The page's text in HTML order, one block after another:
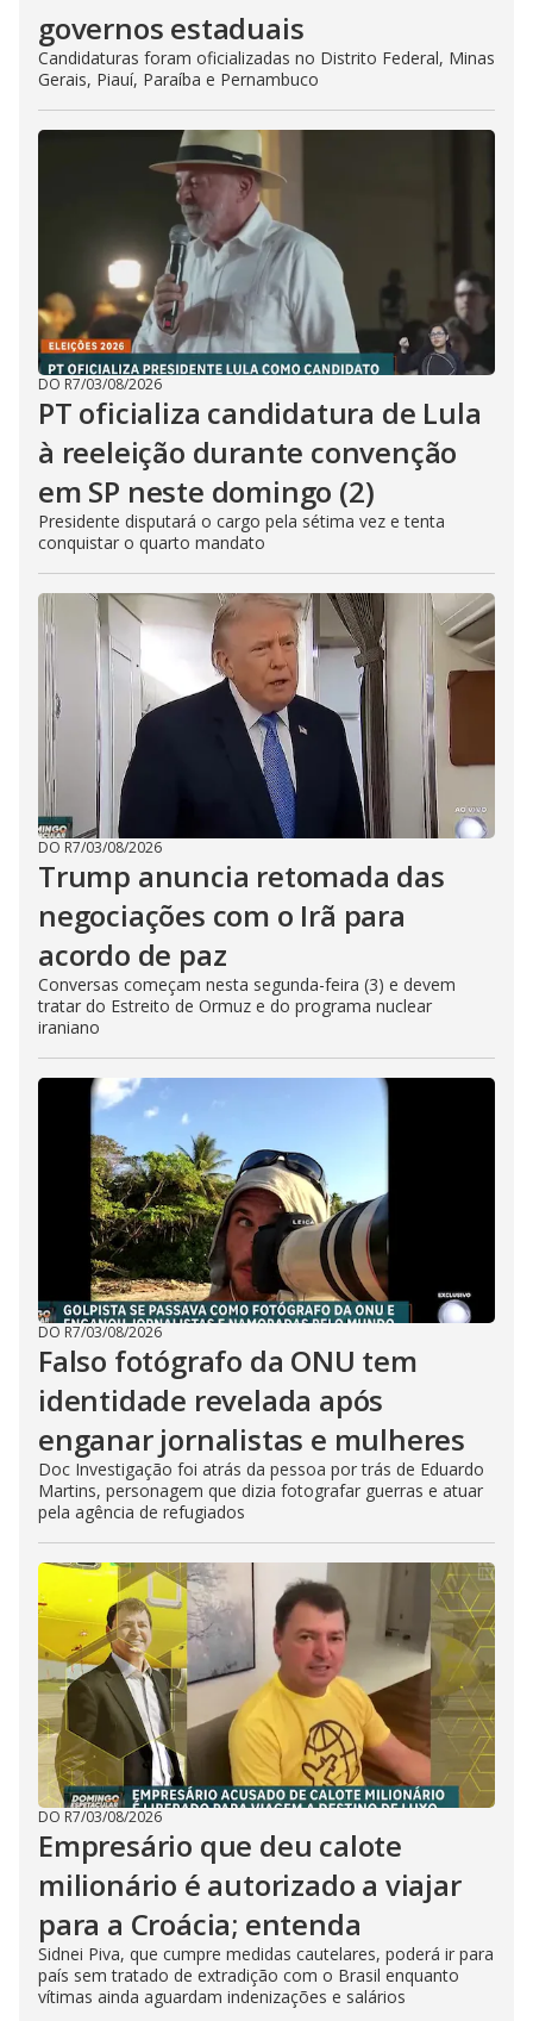
governos estaduais
Candidaturas foram oficializadas no Distrito Federal, Minas
Gerais, Piauí, Paraíba e Pernambuco
DO R7/03/08/2026
PT oficializa candidatura de Lula
à reeleição durante convenção
em SP neste domingo (2)
Presidente disputará o cargo pela sétima vez e tenta
conquistar o quarto mandato
DO R7/03/08/2026
Trump anuncia retomada das
negociações com o Irã para
acordo de paz
Conversas começam nesta segunda-feira (3) e devem
tratar do Estreito de Ormuz e do programa nuclear
iraniano
DO R7/03/08/2026
Falso fotógrafo da ONU tem
identidade revelada após
enganar jornalistas e mulheres
Doc Investigação foi atrás da pessoa por trás de Eduardo
Martins, personagem que dizia fotografar guerras e atuar
pela agência de refugiados
DO R7/03/08/2026
Empresário que deu calote
milionário é autorizado a viajar
para a Croácia; entenda
Sidnei Piva, que cumpre medidas cautelares, poderá ir para
país sem tratado de extradição com o Brasil enquanto
vítimas ainda aguardam indenizações e salários